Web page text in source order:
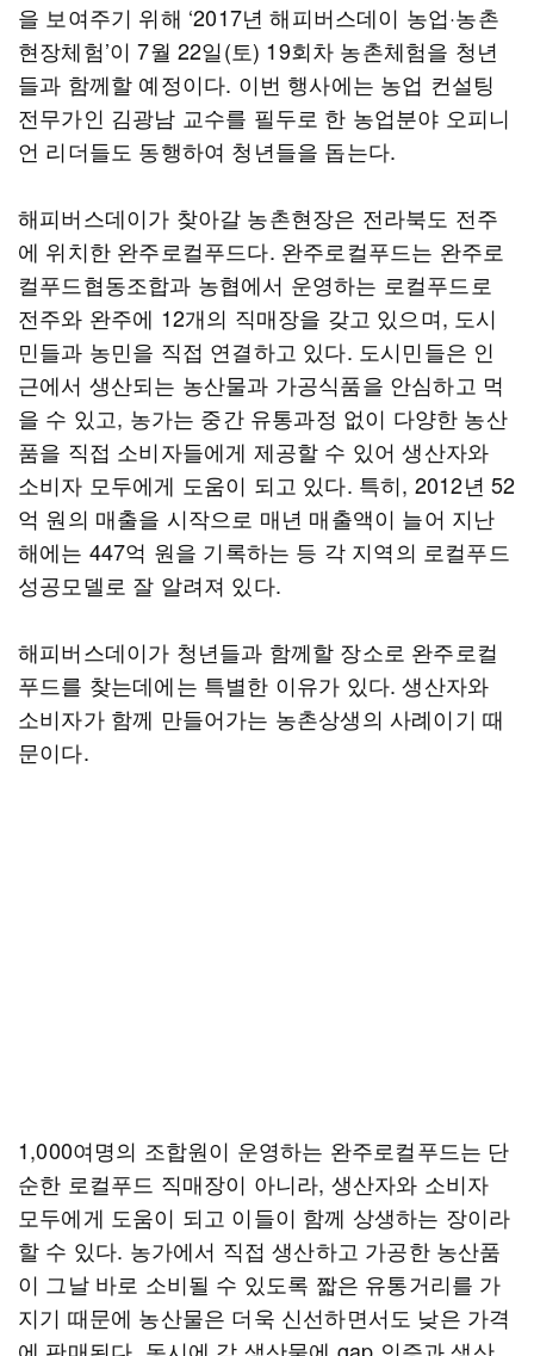
을 보여주기 위해 ‘2017년 해피버스데이 농업·농촌
현장체험’이 7월 22일(토) 19회차 농촌체험을 청년
들과 함께할 예정이다. 이번 행사에는 농업 컨설팅
전무가인 김광남 교수를 필두로 한 농업분야 오피니
언 리더들도 동행하여 청년들을 돕는다.
해피버스데이가 찾아갈 농촌현장은 전라북도 전주
에 위치한 완주로컬푸드다. 완주로컬푸드는 완주로
컬푸드협동조합과 농협에서 운영하는 로컬푸드로
전주와 완주에 12개의 직매장을 갖고 있으며, 도시
민들과 농민을 직접 연결하고 있다. 도시민들은 인
근에서 생산되는 농산물과 가공식품을 안심하고 먹
을 수 있고, 농가는 중간 유통과정 없이 다양한 농산
품을 직접 소비자들에게 제공할 수 있어 생산자와
소비자 모두에게 도움이 되고 있다. 특히, 2012년 52
억 원의 매출을 시작으로 매년 매출액이 늘어 지난
해에는 447억 원을 기록하는 등 각 지역의 로컬푸드
성공모델로 잘 알려져 있다.
해피버스데이가 청년들과 함께할 장소로 완주로컬
푸드를 찾는데에는 특별한 이유가 있다. 생산자와
소비자가 함께 만들어가는 농촌상생의 사례이기 때
문이다.
1,000여명의 조합원이 운영하는 완주로컬푸드는 단
순한 로컬푸드 직매장이 아니라, 생산자와 소비자
모두에게 도움이 되고 이들이 함께 상생하는 장이라
할 수 있다. 농가에서 직접 생산하고 가공한 농산품
이 그날 바로 소비될 수 있도록 짧은 유통거리를 가
지기 때문에 농산물은 더욱 신선하면서도 낮은 가격